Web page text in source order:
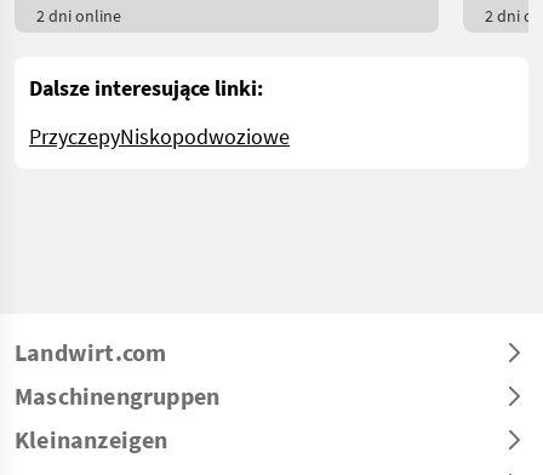
2 dni online 2 dni
Dalsze interesujące linki:
PrzyczepyNiskopodwoziowe
Landwirt.com
Maschinengruppen
Kleinanzeigen